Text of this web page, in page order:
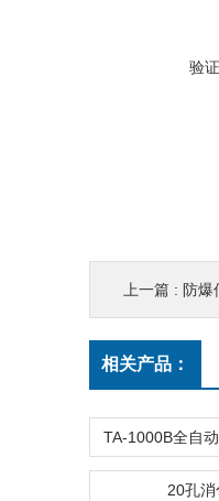
验
上一篇 : 防爆
相关产品：
20孔